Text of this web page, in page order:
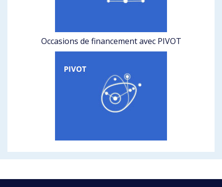
Occasions de financement avec PIVOT